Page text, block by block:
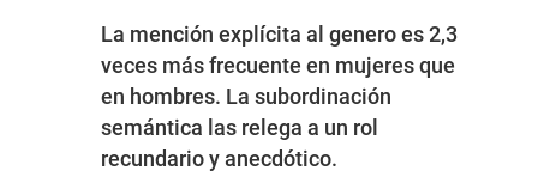
La mención explícita al genero es 2,3
veces más frecuente en mujeres que
en hombres. La subordinación
semántica las relega a un rol
recundario y anecdótico.